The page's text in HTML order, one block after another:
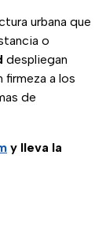
urbana que
o
despliegan
a los
de
y lleva la